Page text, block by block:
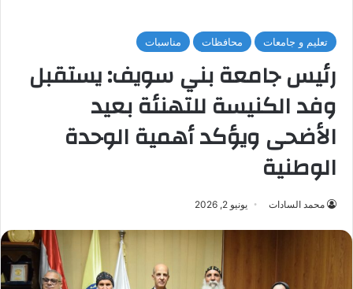
تعليم و جامعات محافظات مناسبات
رئيس جامعة بني سويف: يستقبل
وفد الكنيسة للتهنئة بعيد
الأضحى ويؤكد أهمية الوحدة
الوطنية
محمد السادات يونيو 2, 2026